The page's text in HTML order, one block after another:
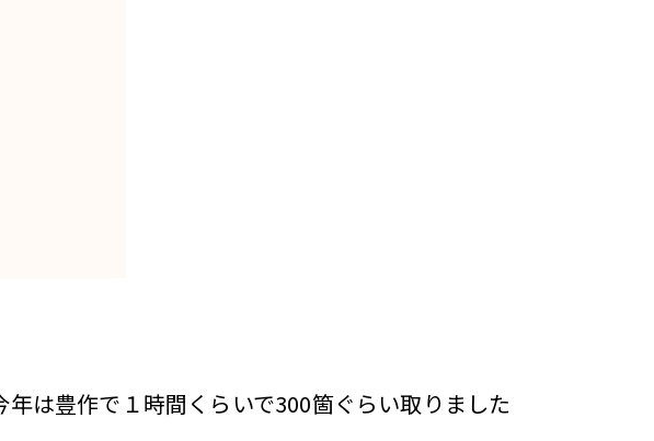
は豊作で１時間くらいで300箇ぐらい取りました